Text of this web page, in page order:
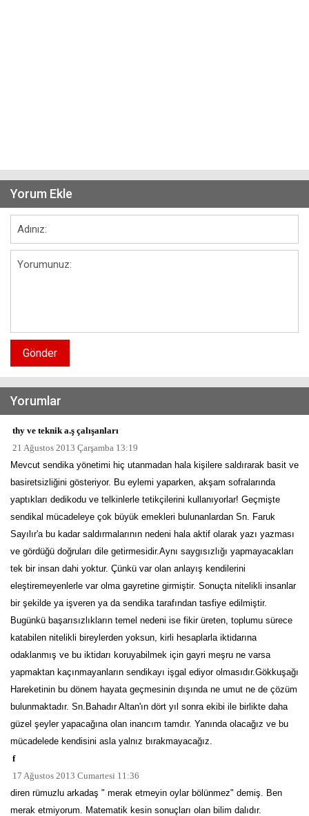
Yorum Ekle
Gönder
Yorumlar
thy ve teknik a.ş çalışanları
21 Ağustos 2013 Çarşamba 13:19
Mevcut sendika yönetimi hiç utanmadan hala kişilere saldırarak basit ve
basiretsizliğini gösteriyor. Bu eylemi yaparken, akşam sofralarında
yaptıkları dedikodu ve telkinlerle tetikçilerini kullanıyorlar! Geçmişte
sendikal mücadeleye çok büyük emekleri bulunanlardan Sn. Faruk
Sayılır'a bu kadar saldırmalarının nedeni hala aktif olarak yazı yazması
ve gördüğü doğruları dile getirmesidir.Aynı saygısızlığı yapmayacakları
tek bir insan dahi yoktur. Çünkü var olan anlayış kendilerini
eleştiremeyenlerle var olma gayretine girmiştir. Sonuçta nitelikli insanlar
bir şekilde ya işveren ya da sendika tarafından tasfiye edilmiştir.
Bugünkü başarısızlıkların temel nedeni ise fikir üreten, toplumu sürece
katabilen nitelikli bireylerden yoksun, kirli hesaplarla iktidarına
odaklanmış ve bu iktidarı koruyabilmek için gayri meşru ne varsa
yapmaktan kaçınmayanların sendikayı işgal ediyor olmasıdır.Gökkuşağı
Hareketinin bu dönem hayata geçmesinin dışında ne umut ne de çözüm
bulunmaktadır. Sn.Bahadır Altan'ın dört yıl sonra ekibi ile birlikte daha
güzel şeyler yapacağına olan inancım tamdır. Yanında olacağız ve bu
mücadelede kendisini asla yalnız bırakmayacağız.
f
17 Ağustos 2013 Cumartesi 11:36
diren rümuzlu arkadaş " merak etmeyin oylar bölünmez" demiş. Ben
merak etmiyorum. Matematik kesin sonuçları olan bilim dalıdır.